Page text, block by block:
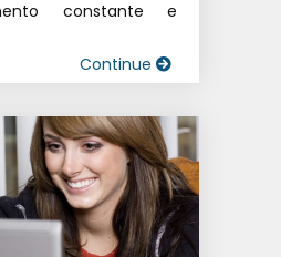
constante e
Continue